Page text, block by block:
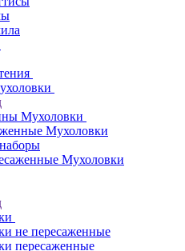
Мухоловки
Мухоловки
Мухоловки
не пересаженные
пересаженные